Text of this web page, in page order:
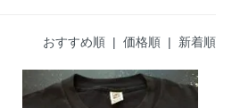
おすすめ順 | 価格順 | 新着順